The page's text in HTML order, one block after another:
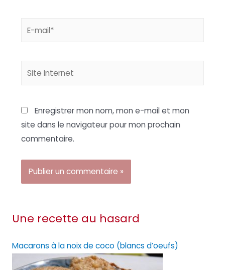
Site
Enregistrer mon nom, mon e-mail et mon
site dans le navigateur pour mon prochain
commentaire.
Une recette au hasard
Macarons à la noix de coco (blancs d’oeufs)